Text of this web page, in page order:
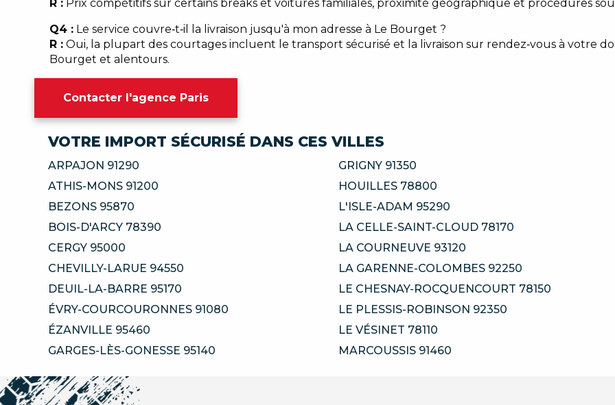
R : Prix compétitifs sur certains breaks et voitures familiales, proximité géographique et procédures
Q4 : Le service couvre‑t‑il la livraison jusqu'à mon adresse à Le Bourget ?
R : Oui, la plupart des courtages incluent le transport sécurisé et la livraison sur rendez‑vous à votre
Bourget et alentours.
Contacter l'agence Paris
VOTRE IMPORT SÉCURISÉ DANS CES VILLES
ARPAJON 91290
ATHIS-MONS 91200
BEZONS 95870
BOIS-D'ARCY 78390
CERGY 95000
CHEVILLY-LARUE 94550
DEUIL-LA-BARRE 95170
ÉVRY-COURCOURONNES 91080
ÉZANVILLE 95460
GARGES-LÈS-GONESSE 95140
GRIGNY 91350
HOUILLES 78800
L'ISLE-ADAM 95290
LA CELLE-SAINT-CLOUD 78170
LA COURNEUVE 93120
LA GARENNE-COLOMBES 92250
LE CHESNAY-ROCQUENCOURT 78150
LE PLESSIS-ROBINSON 92350
LE VÉSINET 78110
MARCOUSSIS 91460